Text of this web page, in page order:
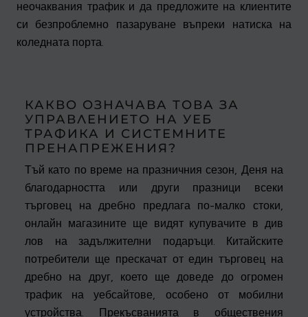
неочаквания трафик и да предложите на клиентите
си безпроблемно пазаруване въпреки натиска на
коледната порта.
КАКВО ОЗНАЧАВА ТОВА ЗА
УПРАВЛЕНИЕТО НА УЕБ
ТРАФИКА И СИСТЕМНИТЕ
ПРЕНАПРЕЖЕНИЯ?
Тъй като по време на празничния сезон, Деня на
благодарността или други празници всеки
търговец на дребно предлага по-малко стоки,
онлайн магазините ще видят купувачите в див
лов на задължителни подаръци. Китайските
потребители ще прескачат от един търговец на
дребно на друг, което ще доведе до огромен
трафик на уебсайтове, особено от мобилни
устройства. Прекъсванията в обществения